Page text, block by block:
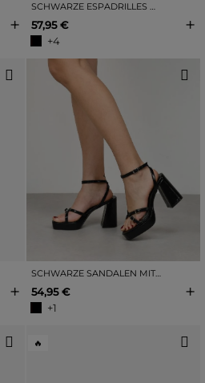
+
SCHWARZE ESPADRILLES MIT ESPARTO-KEILABSATZ
57,95 €
+4
+
+
SCHWARZE SANDALEN MIT ABSATZ UND SCHNALLEN
54,95 €
+1
+
🔥